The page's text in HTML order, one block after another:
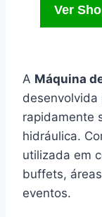
Ver
A Máquina
desenvolvida
rapidamente
hidráulica.
utilizada em
buffets,
eventos.